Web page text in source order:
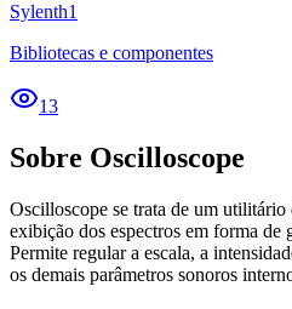
Sylenth1
Bibliotecas e componentes
13
Sobre Oscilloscope
Oscilloscope se trata de um
exibição dos espectros em forma de
Permite regular a escala, a
os demais parâmetros sonoros